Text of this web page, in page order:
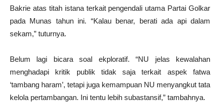
Bakrie atas titah istana terkait pengendali utama Partai Golkar
pada Munas tahun ini. “Kalau benar, berati ada api dalam
sekam,” tuturnya.
Belum lagi bicara soal ekploratif. “NU jelas kewalahan
menghadapi kritik publik tidak saja terkait aspek fatwa
‘tambang haram’, tetapi juga kemampuan NU menyangkut tata
kelola pertambangan. Ini tentu lebih subastansif,” tambahnya.